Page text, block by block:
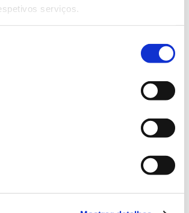
serviços.
e de outras espécies em risco:
conservar
de Trichi em acácia-das-espigas:
a ajudar